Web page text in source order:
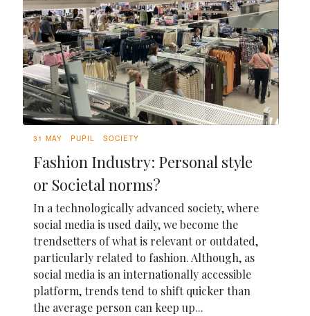
31 MAY PUPIL SOCIETY
Fashion Industry: Personal style
or Societal norms?
In a technologically advanced society, where
social media is used daily, we become the
trendsetters of what is relevant or outdated,
particularly related to fashion. Although, as
social media is an internationally accessible
platform, trends tend to shift quicker than
the average person can keep up...